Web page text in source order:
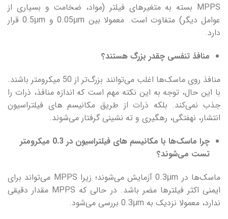
MPPS بسته به متغیرهای فیلتر (مواد، ضخامت و بسیاری از
عوامل دیگر) متفاوت است. معمولا بین 0.05μm و 0.5μm قرار
دارد.
منافذ تنفسی چقدر بزرگ هستند؟
منافذ روی ماسک‌ها اغلب می‌توانند بزرگ‌تر از 50 میکرومتر باشند.
با این حال، توجه به این نکته مهم است که اندازه منافذ، ذرات را
جذب نمی‌کند. بلکه ذرات از طریق مکانیسم های فیلتراسیون
انتشار، نهفتگی، رهگیری و ته نشینی گرفتار می‌شوند.
چرا ماسک‌ها با مکانیسم های فیلتراسیون در 0.3 میکرومتر
تست می‌شوند؟
ماسک‌ها در 0.3μm آزمایش می‌شوند؛ زیرا MPPS می‌تواند برای
ایمنی اکثر فیلترها مضر باشد. در حالی که MPPS مقدار دقیقی
ندارد، معمولا نزدیک به 0.3μm بررسی می‌شود.